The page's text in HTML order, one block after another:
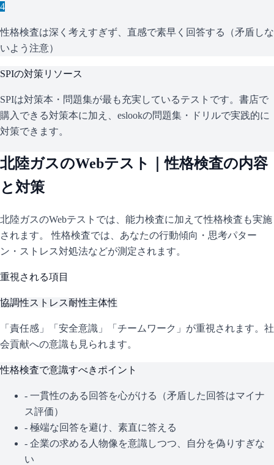
4
性格検査は深く考えすぎず、直感で素早く回答する（矛盾しな
いよう注意）
SPIの対策リソース
SPIは対策本・問題集が最も充実しているテストです。書店で
購入できる対策本に加え、eslookの問題集・ドリルで実践的に
対策できます。
北陸ガスのWebテスト｜性格検査の内容
と対策
北陸ガスのWebテストでは、能力検査に加えて性格検査も実施
されます。 性格検査では、あなたの行動傾向・思考パター
ン・ストレス対処法などが測定されます。
重視される項目
協調性ストレス耐性主体性
「責任感」「安全意識」「チームワーク」が重視されます。社
会貢献への意識も見られます。
性格検査で意識すべきポイント
- 一貫性のある回答を心がける（矛盾した回答はマイナ
ス評価）
- 極端な回答を避け、素直に答える
- 企業の求める人物像を意識しつつ、自分を偽りすぎな
い